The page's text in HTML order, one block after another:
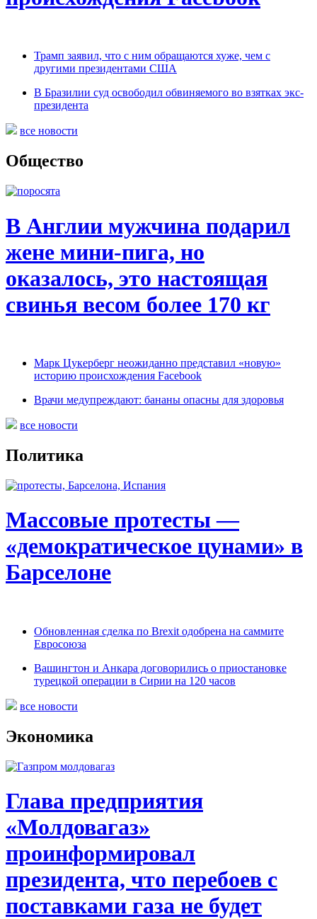
Трамп заявил, что с ним обращаются хуже, чем с
другими президентами США
В Бразилии суд освободил обвиняемого во взятках экс-
президента
все новости
Общество
В Англии мужчина подарил
жене мини-пига, но
оказалось, это настоящая
свинья весом более 170 кг
Марк Цукерберг неожиданно представил «новую»
историю происхождения Facebook
Врачи медупреждают: бананы опасны для здоровья
все новости
Политика
Массовые протесты —
«демократическое цунами» в
Барселоне
Обновленная сделка по Brexit одобрена на саммите
Евросоюза
Вашингтон и Анкара договорились о приостановке
турецкой операции в Сирии на 120 часов
все новости
Экономика
Глава предприятия
«Молдовагаз»
проинформировал
президента, что перебоев с
поставками газа не будет